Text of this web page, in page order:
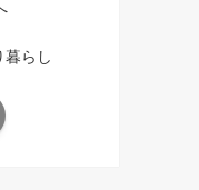
暮らし